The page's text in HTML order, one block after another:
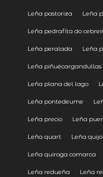
Leña pastoriza Leña
Leña pedrafita do
Leña peralada Leña
Leña piñuécargandullas
Leña plana del lago
Leña pontedeume
Leña precio Leña
Leña quart Leña
Leña quiroga comarca
Leña redueña Leña